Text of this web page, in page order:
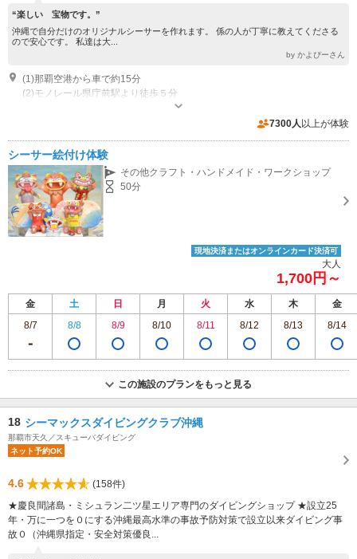
“楽しい 宝物です。”
沖縄で自分だけのオリジナルシーサーを作れます。 係の人が丁寧に教えてくださる
ので安心です。 私達は大...
by かよぴーさん
(1)那覇空港から車で約15分
(2)モノレール県庁前駅より徒歩５分
7300人 以上が体験
シーサー絵付け体験
その他クラフト・ハンドメイド・ワークショップ
50分
現地決済またはオンラインカード決済可
大人
1,700円～
金 土 日 月 火 水 木
金
8/7
8/8 8/9 8/10 8/11 8/12 8/13 8/14
この施設のプランをもっと見る
18 シーマックスダイビングクラブ沖縄
那覇市天久／スキューバダイビング
ネット予約OK
4.6
(158件)
★慶良間諸島・ミシュラン二ツ星エリア専門のダイビングショップ ★設立25
年・万に一つを０にする沖縄最高水準の事故予防対策で設立以来ダイビング事
故０（沖縄県指定・安全対策優良...